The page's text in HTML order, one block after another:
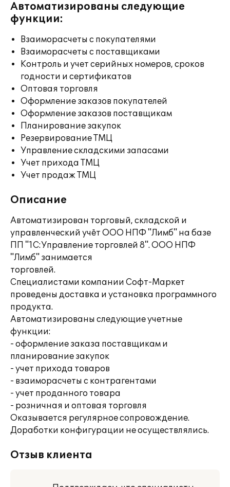
Автоматизированы следующие
функции:
Взаиморасчеты с покупателями
Взаиморасчеты с поставщиками
Контроль и учет серийных номеров, сроков
годности и сертификатов
Оптовая торговля
Оформление заказов покупателей
Оформление заказов поставщикам
Планирование закупок
Резервирование ТМЦ
Управление складскими запасами
Учет прихода ТМЦ
Учет продаж ТМЦ
Описание
Автоматизирован торговый, складской и
управленческий учёт ООО НПФ "Лимб" на базе
ПП "1С:Управление торговлей 8". ООО НПФ
"Лимб" занимается
торговлей.
Специалистами компании Софт-Маркет
проведены доставка и установка программного
продукта.
Автоматизированы следующие учетные
функции:
- оформление заказа поставщикам и
планирование закупок
- учет прихода товаров
- взаиморасчеты с контрагентами
- учет проданного товара
- розничная и оптовая торговля
Оказывается регулярное сопровождение.
Доработки конфигурации не осуществлялись.
Отзыв клиента